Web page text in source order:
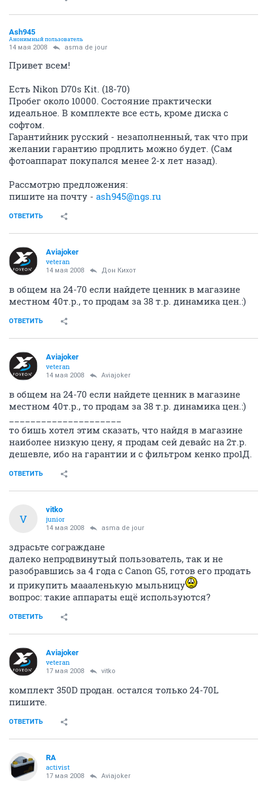
Ash945
Анонимный пользователь
14 мая 2008 asma de jour
Привет всем!
Есть Nikon D70s Kit. (18-70)
Пробег около 10000. Состояние практически
идеальное. В комплекте все есть, кроме диска с
софтом.
Гарантийник русский - незаполненный, так что при
желании гарантию продлить можно будет. (Сам
фотоаппарат покупался менее 2-х лет назад).
Рассмотрю предложения:
пишите на почту - ash945@ngs.ru
ОТВЕТИТЬ
Aviajoker
veteran
14 мая 2008 Дон Кихот
в общем на 24-70 если найдете ценник в магазине
местном 40т.р., то продам за 38 т.р. динамика цен.:)
ОТВЕТИТЬ
Aviajoker
veteran
14 мая 2008 Aviajoker
в общем на 24-70 если найдете ценник в магазине
местном 40т.р., то продам за 38 т.р. динамика цен.:)
то бишь хотел этим сказать, что найдя в магазине
наиболее низкую цену, я продам сей девайс на 2т.р.
дешевле, ибо на гарантии и с фильтром кенко про1Д.
ОТВЕТИТЬ
V
vitko
junior
14 мая 2008 asma de jour
здрасьте сограждане
далеко непродвинутый пользователь, так и не
разобравшись за 4 года с Canon G5, готов его продать
и прикупить маааленькую мыльницу
вопрос: такие аппараты ещё используются?
ОТВЕТИТЬ
Aviajoker
veteran
17 мая 2008 vitko
комплект 350D продан. остался только 24-70L
пишите.
ОТВЕТИТЬ
RA
activist
17 мая 2008 Aviajoker